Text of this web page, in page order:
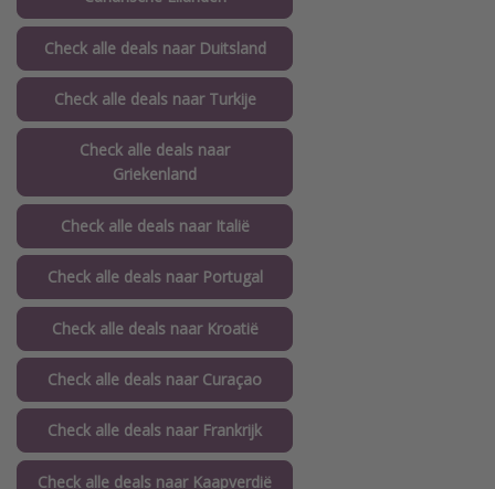
Check alle deals naar Duitsland
Check alle deals naar Turkije
Check alle deals naar
Griekenland
Check alle deals naar Italië
Check alle deals naar Portugal
Check alle deals naar Kroatië
Check alle deals naar Curaçao
Check alle deals naar Frankrijk
Check alle deals naar Kaapverdië